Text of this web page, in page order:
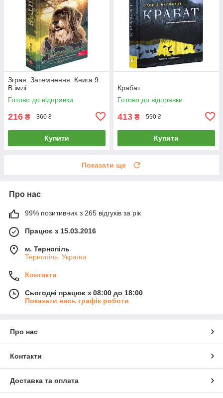
Зграя. Затемнення. Книга 9.
В імлі
Готово до відправки
216 ₴ 360 ₴
Купити
Крабат
Готово до відправки
413 ₴ 590 ₴
Купити
Показати ще
Про нас
99% позитивних з 265 відгуків за рік
Працює з 15.03.2016
м. Тернопіль
Тернопіль, Україна
Контакти
Сьогодні працює з 08:00 до 18:00
Показати весь графік роботи
Про нас
Контакти
Доставка та оплата